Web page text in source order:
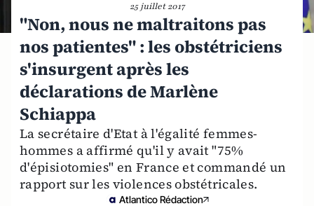
25 juillet 2017
"Non, nous ne maltraitons pas
nos patientes" : les obstétriciens
s'insurgent après les
déclarations de Marlène
Schiappa
La secrétaire d'Etat à l'égalité femmes-
hommes a affirmé qu'il y avait "75%
d'épisiotomies" en France et commandé un
rapport sur les violences obstétricales.
Atlantico Rédaction